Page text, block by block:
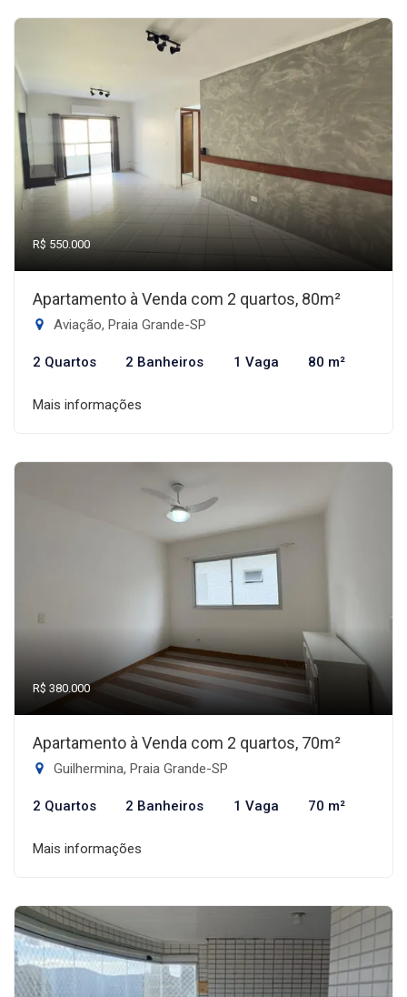
R$ 550.000
Apartamento à Venda com 2 quartos, 80m²
Aviação, Praia Grande-SP
2 Quartos 2 Banheiros 1 Vaga 80 m²
Mais informações
R$ 380.000
Apartamento à Venda com 2 quartos, 70m²
Guilhermina, Praia Grande-SP
2 Quartos 2 Banheiros 1 Vaga 70 m²
Mais informações